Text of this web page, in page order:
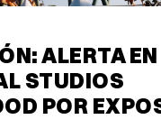
ALERTA EN
STUDIOS
POR